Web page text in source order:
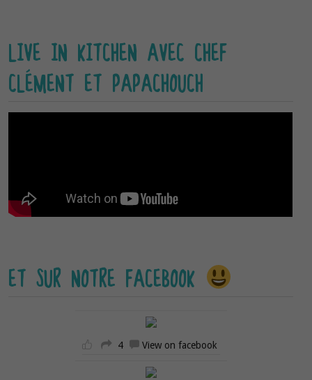
LIVE IN KITCHEN AVEC CHEF
CLÉMENT ET PAPACHOUCH
ET SUR NOTRE FACEBOOK
4 View on facebook